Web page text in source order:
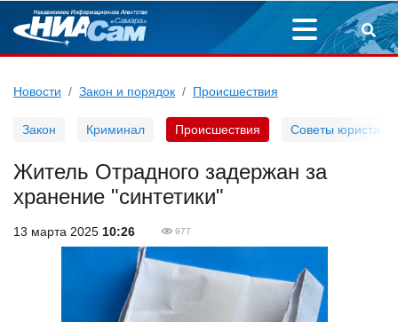
Новости Закон и порядок Происшествия
Закон Криминал Происшествия Советы юриста
Житель Отрадного задержан за
хранение "синтетики"
13 марта 2025 10:26 977